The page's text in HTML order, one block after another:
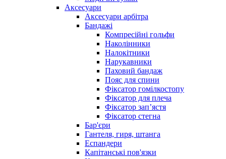
Аксесуари
Аксесуари арбітра
Бандажі
Компресійні гольфи
Наколінники
Налокітники
Нарукавники
Паховий бандаж
Пояс для спини
Фіксатор гомілкостопу
Фіксатор для плеча
Фіксатор запʼястя
Фіксатор стегна
Бар'єри
Гантеля, гиря, штанга
Еспандери
Капітанські пов'язки